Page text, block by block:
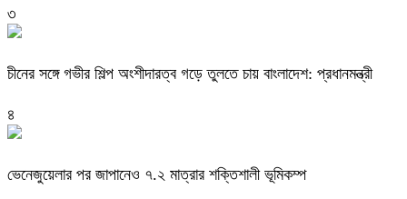
৩
চীনের সঙ্গে গভীর শিল্প অংশীদারত্ব গড়ে তুলতে চায় বাংলাদেশ: প্রধানমন্ত্রী
৪
ভেনেজুয়েলার পর জাপানেও ৭.২ মাত্রার শক্তিশালী ভূমিকম্প